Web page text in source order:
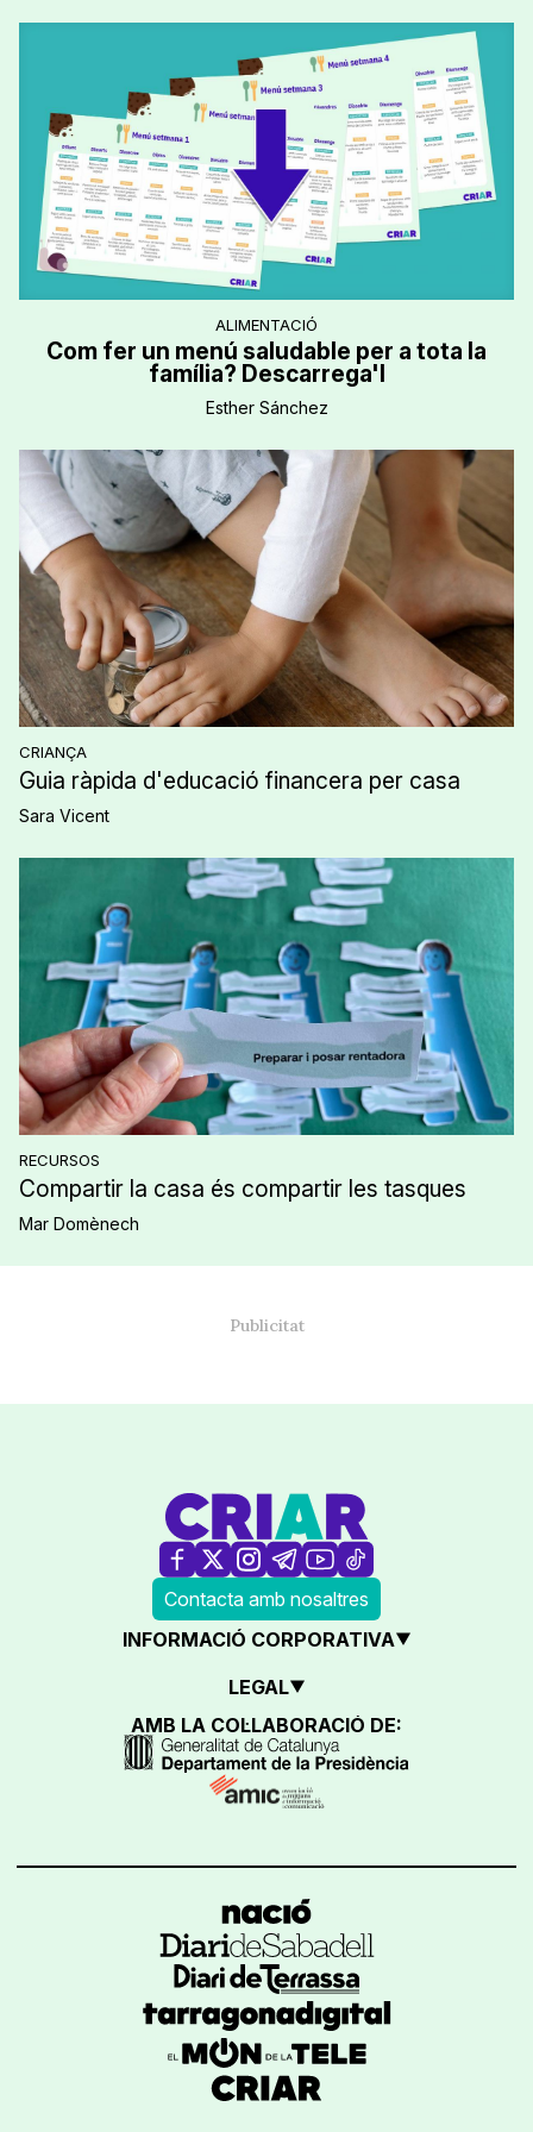
CRIANÇA
Guia ràpida d'educació financera per casa
Sara Vicent
RECURSOS
Compartir la casa és compartir les tasques
Mar Domènech
ALIMENTACIÓ
Com fer un menú saludable per a tota la
família? Descarrega'l
Esther Sánchez
Contacta amb nosaltres
INFORMACIÓ CORPORATIVA
LEGAL
AMB LA COL·LABORACIÓ DE: